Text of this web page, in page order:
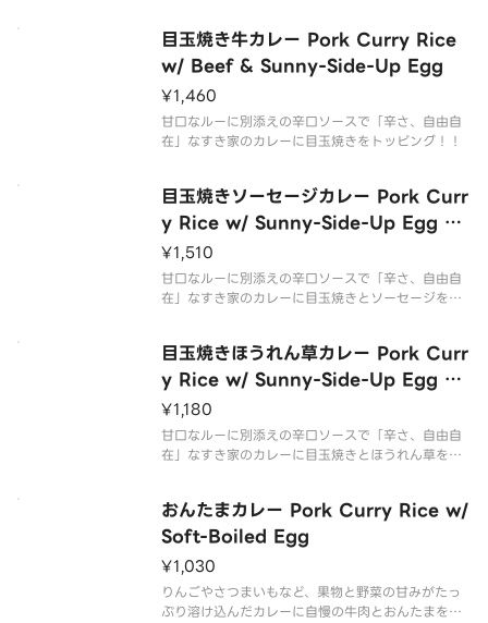
目玉焼き牛カレー Pork Curry Rice
w/ Beef & Sunny-Side-Up Egg
¥1,460
甘口なルーに別添えの辛口ソースで「辛さ、自由自
在」なすき家のカレーに目玉焼きをトッピング！！
目玉焼きソーセージカレー Pork Curr
y Rice w/ Sunny-Side-Up Egg &
Sausage
¥1,510
甘口なルーに別添えの辛口ソースで「辛さ、自由自
在」なすき家のカレーに目玉焼きとソーセージをト
目玉焼きほうれん草カレー Pork Curr
y Rice w/ Sunny-Side-Up Egg &
Spinach
¥1,180
甘口なルーに別添えの辛口ソースで「辛さ、自由自
在」なすき家のカレーに目玉焼きとほうれん草をト
おんたまカレー Pork Curry Rice w/
Soft-Boiled Egg
¥1,030
りんごやさつまいもなど、果物と野菜の甘みがたっ
ぷり溶け込んだカレーに自慢の牛肉とおんたまをト